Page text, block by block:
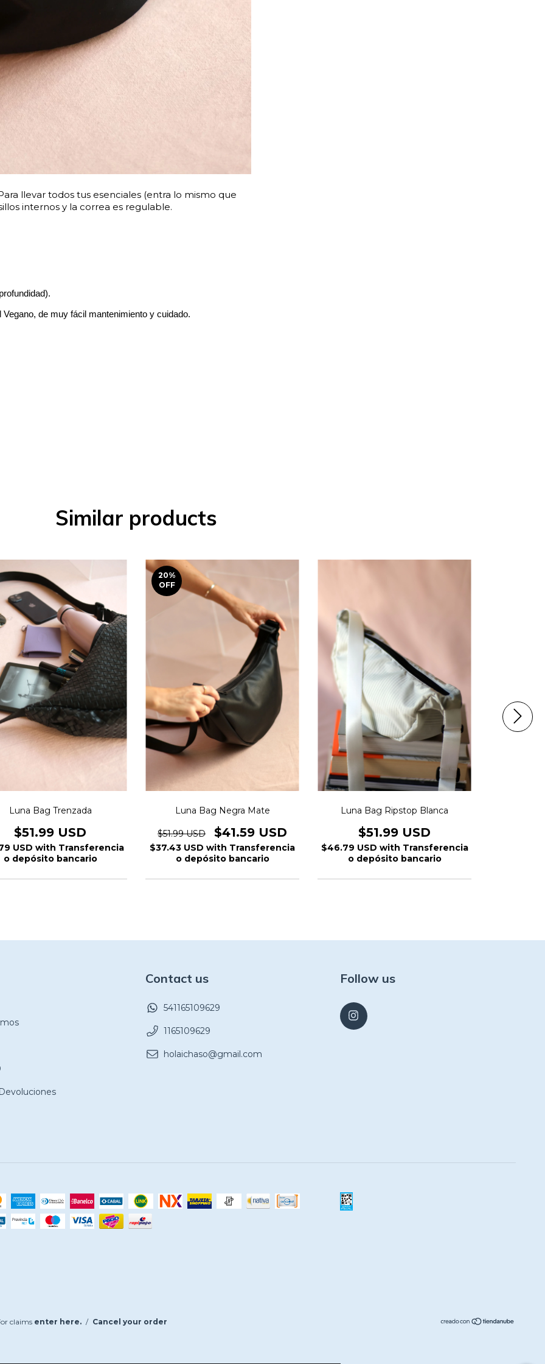
llevar todos tus esenciales (entra lo mismo que
internos y la correa es regulable.
de muy fácil mantenimiento y cuidado.
Similar products
Luna Bag Trenzada
$51.99 USD
USD with Transferencia
o depósito bancario
20%
OFF
Luna Bag Negra Mate
$51.99 USD $41.59 USD
$37.43 USD with Transferencia
o depósito bancario
Luna Bag Ripstop Blanca
$51.99 USD
$46.79 USD with Transferencia
o depósito bancario
Contact us
541165109629
1165109629
holaichaso@gmail.com
Follow us
claims enter here. / Cancel your order